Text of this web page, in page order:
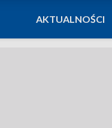
DO
AKTUALNOŚCI